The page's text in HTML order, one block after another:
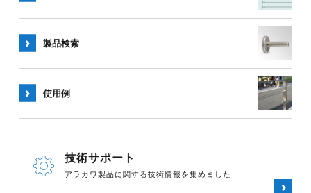
製品検索
使用例
技術サポート
アラカワ製品に関する技術情報を集めました